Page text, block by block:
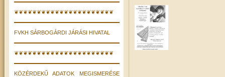
❦❦❦❦❦❦❦❦❦❦❦❦❦❦❦❦❦❦❦❦❦❦
FVKH SÁRBOGÁRDI JÁRÁSI HIVATAL
❦❦❦❦❦❦❦❦❦❦❦❦❦❦❦❦❦❦❦❦❦❦
KÖZÉRDEKŰ ADATOK MEGISMERÉSE